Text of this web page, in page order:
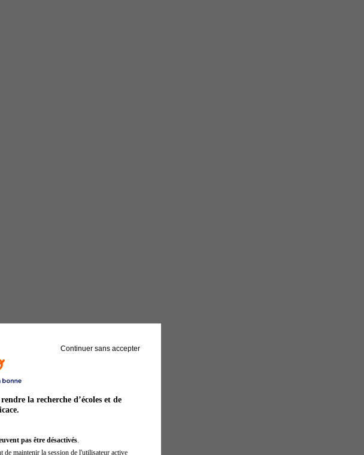
Continuer sans accepter
la recherche d’écoles et de
pas être désactivés.
de maintenir la session de l'utilisateur active